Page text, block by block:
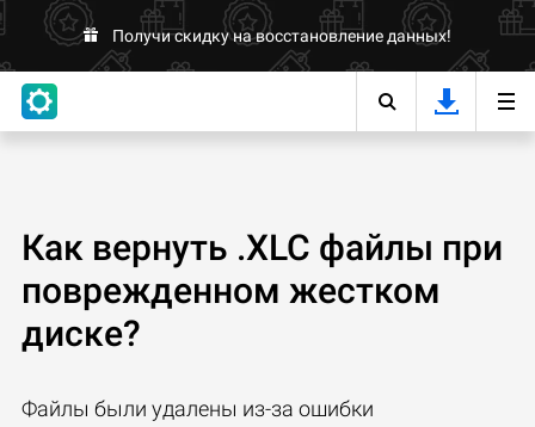
Получи скидку на восстановление данных!
Как вернуть .XLC файлы при
поврежденном жестком
диске?
Файлы были удалены из-за ошибки